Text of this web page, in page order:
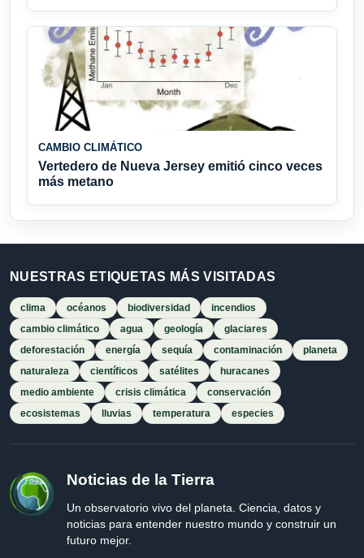
CAMBIO CLIMÁTICO
Vertedero de Nueva Jersey emitió cinco veces
más metano
NUESTRAS ETIQUETAS MÁS VISITADAS
clima océanos biodiversidad
incendios
cambio climático
agua geología
glaciares
deforestación
energía sequía contaminación
planeta
naturaleza
científicos satélites
huracanes
medio ambiente
crisis climática
conservación
ecosistemas
lluvias temperatura especies
Noticias de la Tierra
Un observatorio vivo del planeta. Ciencia, datos y
noticias para entender nuestro mundo y construir un
futuro mejor.